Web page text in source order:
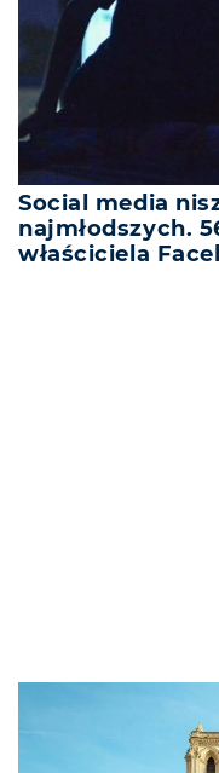
Social media
najmłodszych.
właściciela